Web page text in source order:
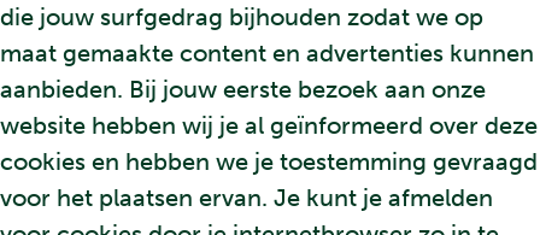
die jouw surfgedrag bijhouden zodat we op
maat gemaakte content en advertenties kunnen
aanbieden. Bij jouw eerste bezoek aan onze
website hebben wij je al geïnformeerd over deze
cookies en hebben we je toestemming gevraagd
voor het plaatsen ervan. Je kunt je afmelden